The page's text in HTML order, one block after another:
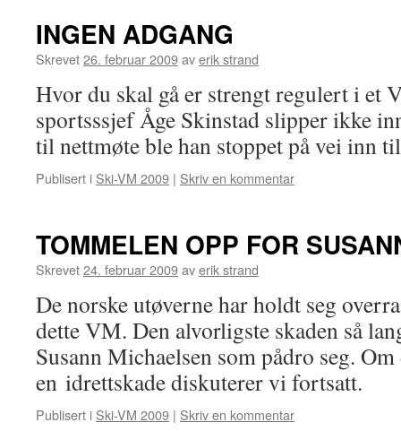
INGEN ADGANG
Skrevet26. februar 2009averik strand
Hvor du skal gå er strengt regulert i et
sportsssjef Åge Skinstad slipper ikke
til nettmøte ble han stoppet på vei inn
Publisert i Ski-VM 2009 | Skriv en kommentar
TOMMELEN OPP FOR
Skrevet24. februar 2009averik strand
De norske utøverne har holdt seg
dette VM. Den alvorligste skaden så
Susann Michaelsen som pådro seg.
en idrettskade diskuterer vi fortsatt.
Publisert i Ski-VM 2009 | Skriv en kommentar